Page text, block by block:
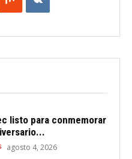
listo para conmemorar
agosto 4, 2026